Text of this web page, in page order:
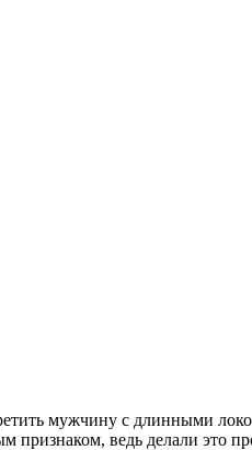
мужчину с длинными
признаком, ведь делали это